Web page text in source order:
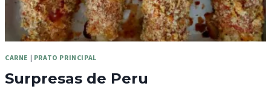
CARNE | PRATO PRINCIPAL
Surpresas de Peru